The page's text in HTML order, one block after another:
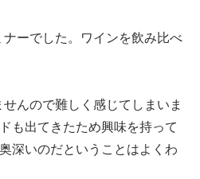
ーでした。ワインを飲み比べ
んので難しく感じてしまいま
も出てきたため興味を持って
深いのだということはよくわ